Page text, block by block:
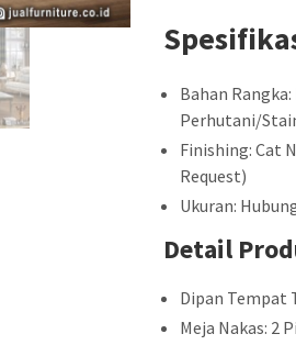
Bahan
Perhutani/
Finishing: Cat
Request)
Ukuran:
Detail
Dipan Tempat
Meja Nakas: 2